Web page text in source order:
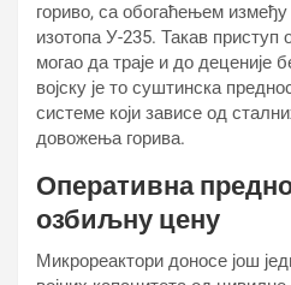
гориво, са обогаћењем
изотопа У-235. Такав приступ
могао да траје и до деценије
војску је то суштинска
системе који зависе од
довожења горива.
Оперативна
озбиљну цену
Микрореактори доносе још